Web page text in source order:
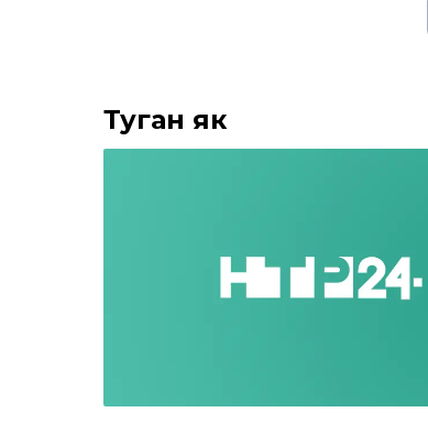
Туган як